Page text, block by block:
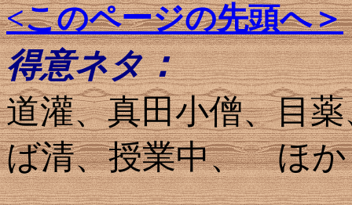
<このページの先頭へ＞
得意ネタ：
道灌、真田小僧、目
ば清、授業中、 ほか